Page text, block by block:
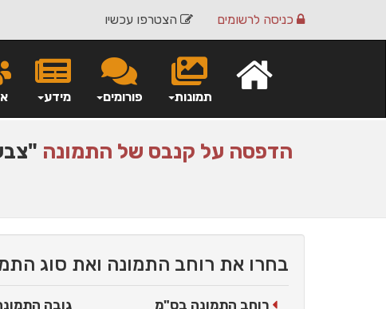
הצטרפו עכשיו כניסה לרשומים
מידע פורומים תמונות
הדפסה על קנבס של התמונה
בחרו את רוחב התמונה ואת סוג
רוחב התמונה בס"מ גובה